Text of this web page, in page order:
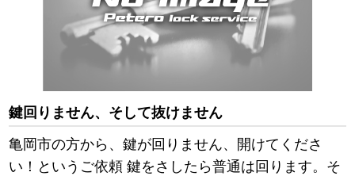
鍵回りません、そして抜けません
亀岡市の方から、鍵が回りません、開けてくださ
い！というご依頼 鍵をさしたら普通は回ります。そ